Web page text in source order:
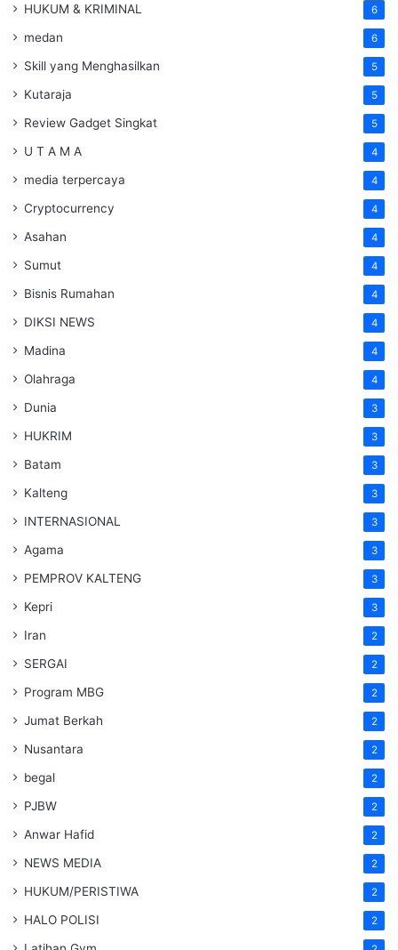
HUKUM & KRIMINAL 6
medan 6
Skill yang Menghasilkan 5
Kutaraja 5
Review Gadget Singkat 5
U T A M A 4
media terpercaya 4
Cryptocurrency 4
Asahan 4
Sumut 4
Bisnis Rumahan 4
DIKSI NEWS 4
Madina 4
Olahraga 4
Dunia 3
HUKRIM 3
Batam 3
Kalteng 3
INTERNASIONAL 3
Agama 3
PEMPROV KALTENG 3
Kepri 3
Iran 2
SERGAI 2
Program MBG 2
Jumat Berkah 2
Nusantara 2
begal 2
PJBW 2
Anwar Hafid 2
NEWS MEDIA 2
HUKUM/PERISTIWA 2
HALO POLISI 2